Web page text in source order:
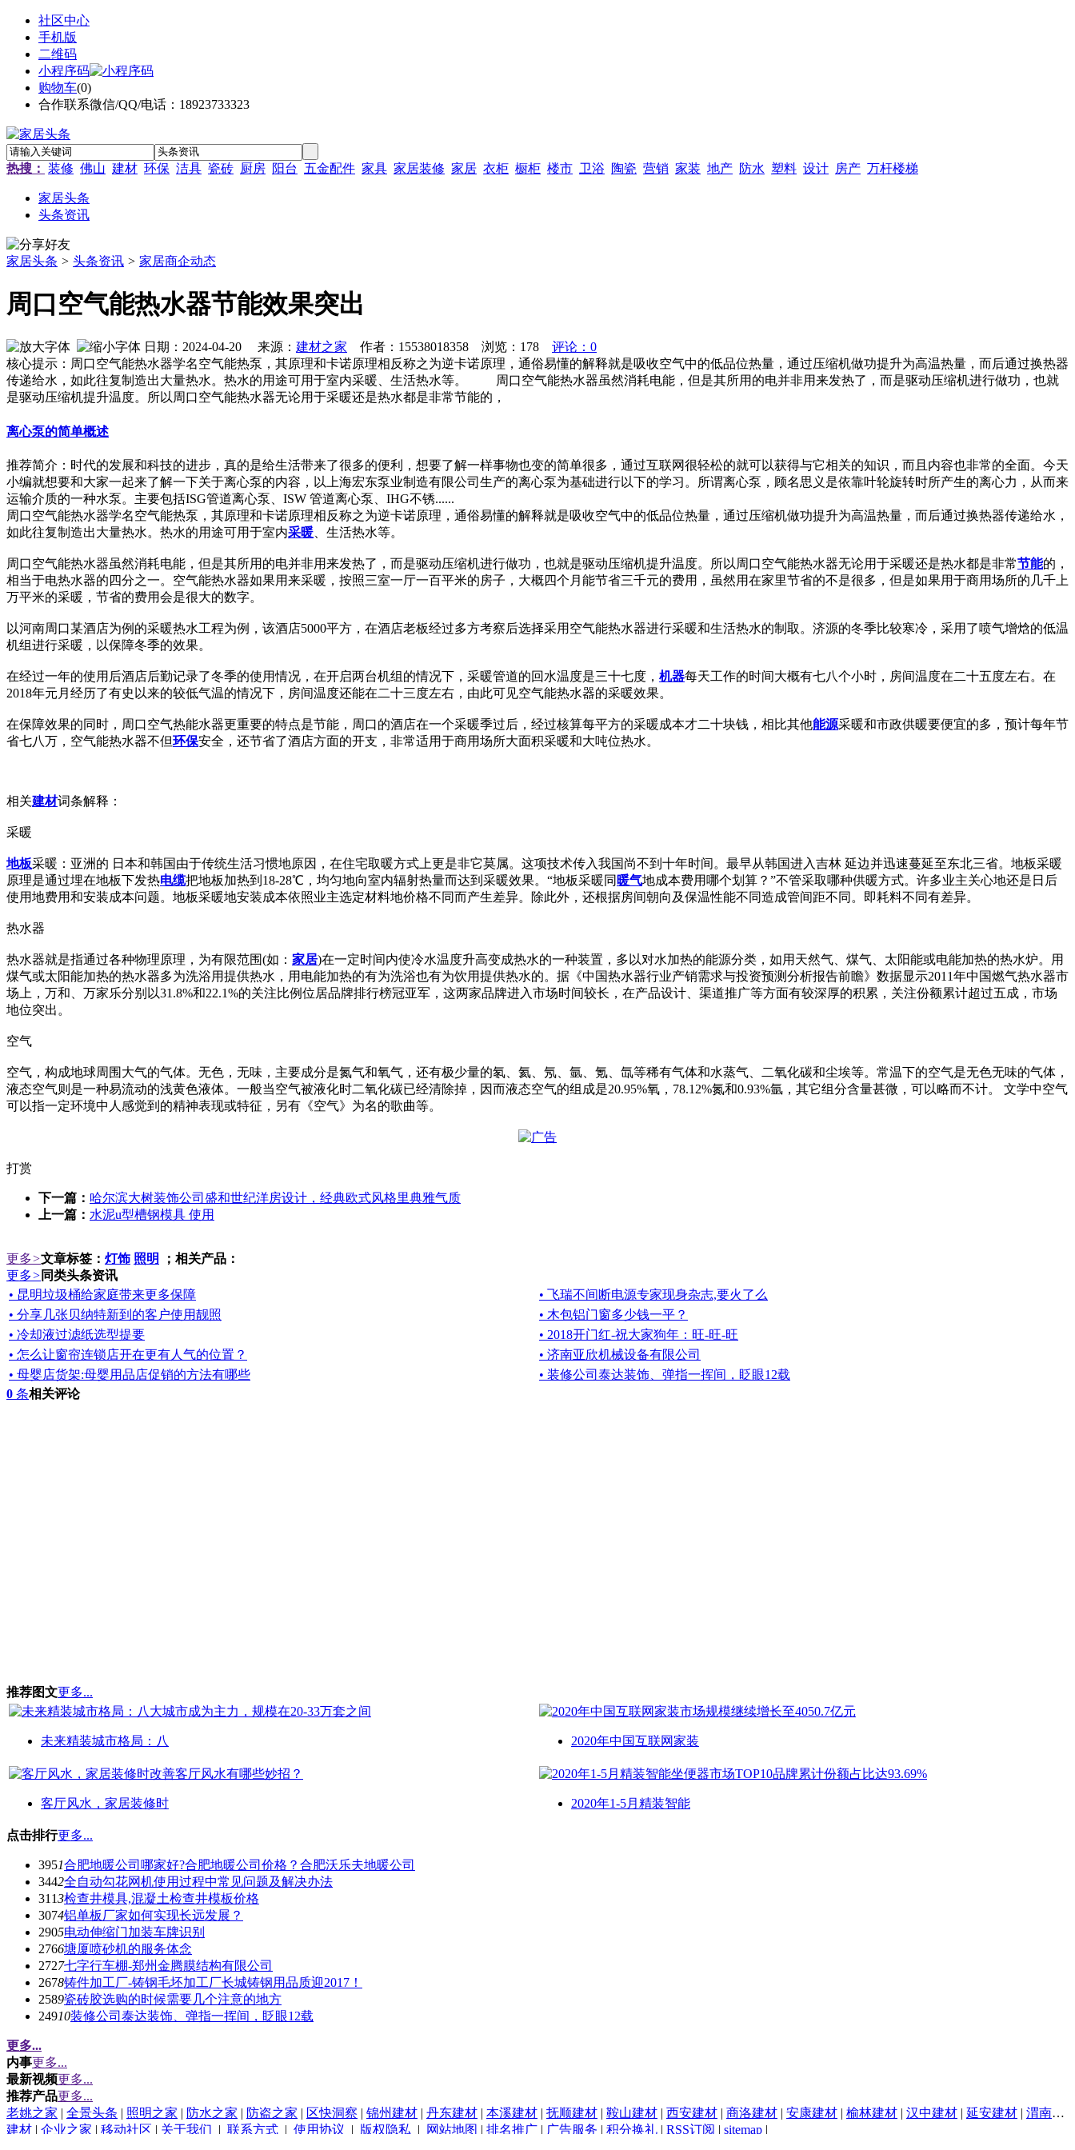
社区中心
手机版
二维码
小程序码
购物车(0)
合作联系微信/QQ/电话：18923733323
热搜： 装修 佛山 建材 环保 洁具 瓷砖 厨房 阳台 五金配件 家具 家居装修 家居 衣柜 橱柜 楼市 卫浴 陶瓷 营销 家装 地产 防水 塑料 设计 房产 万杆楼梯
家居头条
头条资讯
家居头条 > 头条资讯 > 家居商企动态
周口空气能热水器节能效果突出
日期：2024-04-20 来源： 建材之家 作者：15538018358 浏览： 178
评论：0
核心提示：周口空气能热水器学名空气能热泵，其原理和卡诺原理相反称之为逆卡诺原理，通俗易懂的解释就是吸收空气中的低品位热量，通过压缩机做功提升为高温热量，而后通过换热器
传递给水，如此往复制造出大量热水。热水的用途可用于室内采暖、生活热水等。 周口空气能热水器虽然消耗电能，但是其所用的电并非用来发热了，而是驱动压缩机进行做功，也就
是驱动压缩机提升温度。所以周口空气能热水器无论用于采暖还是热水都是非常节能的，
离心泵的简单概述
推荐简介：时代的发展和科技的进步，真的是给生活带来了很多的便利，想要了解一样事物也变的简单很多，通过互联网很轻松的就可以获得与它相关的知识，而且内容也非常的全面。今天
小编就想要和大家一起来了解一下关于离心泵的内容，以上海宏东泵业制造有限公司生产的离心泵为基础进行以下的学习。所谓离心泵，顾名思义是依靠叶轮旋转时所产生的离心力，从而来
运输介质的一种水泵。主要包括ISG管道离心泵、ISW 管道离心泵、IHG不锈......
周口空气能热水器学名空气能热泵，其原理和卡诺原理相反称之为逆卡诺原理，通俗易懂的解释就是吸收空气中的低品位热量，通过压缩机做功提升为高温热量，而后通过换热器传递给水，
如此往复制造出大量热水。热水的用途可用于室内采暖 、生活热水等。
周口空气能热水器虽然消耗电能，但是其所用的电并非用来发热了，而是驱动压缩机进行做功，也就是驱动压缩机提升温度。所以周口空气能热水器无论用于采暖还是热水都是非常节能的，
相当于电热水器的四分之一。空气能热水器如果用来采暖，按照三室一厅一百平米的房子，大概四个月能节省三千元的费用，虽然用在家里节省的不是很多，但是如果用于商用场所的几千上
万平米的采暖，节省的费用会是很大的数字。
以河南周口某酒店为例的采暖热水工程为例，该酒店5000平方，在酒店老板经过多方考察后选择采用空气能热水器进行采暖和生活热水的制取。济源的冬季比较寒冷，采用了喷气增焓的低温
机组进行采暖，以保障冬季的效果。
在经过一年的使用后酒店后勤记录了冬季的使用情况，在开启两台机组的情况下，采暖管道的回水温度是三十七度， 机器每天工作的时间大概有七八个小时，房间温度在二十五度左右。在
2018年元月经历了有史以来的较低气温的情况下，房间温度还能在二十三度左右，由此可见空气能热水器的采暖效果。
在保障效果的同时，周口空气热能水器更重要的特点是节能，周口的酒店在一个采暖季过后，经过核算每平方的采暖成本才二十块钱，相比其他能源采暖和市政供暖要便宜的多，预计每年节
省七八万，空气能热水器不但环保安全，还节省了酒店方面的开支，非常适用于商用场所大面积采暖和大吨位热水。
相关建材词条解释：
采暖
地板采暖：亚洲的 日本和韩国由于传统生活习惯地原因，在住宅取暖方式上更是非它莫属。这项技术传入我国尚不到十年时间。最早从韩国进入吉林 延边并迅速蔓延至东北三省。地板采暖
原理是通过埋在地板下发热电缆把地板加热到18-28℃，均匀地向室内辐射热量而达到采暖效果。“地板采暖同 暖气地成本费用哪个划算？”不管采取哪种供暖方式。许多业主关心地还是日后
使用地费用和安装成本问题。地板采暖地安装成本依照业主选定材料地价格不同而产生差异。除此外，还根据房间朝向及保温性能不同造成管间距不同。即耗料不同有差异。
热水器
热水器就是指通过各种物理原理，为有限范围(如： 家居)在一定时间内使冷水温度升高变成热水的一种装置，多以对水加热的能源分类，如用天然气、煤气、太阳能或电能加热的热水炉。用
煤气或太阳能加热的热水器多为洗浴用提供热水，用电能加热的有为洗浴也有为饮用提供热水的。据《中国热水器行业产销需求与投资预测分析报告前瞻》数据显示2011年中国燃气热水器市
场上，万和、万家乐分别以31.8%和22.1%的关注比例位居品牌排行榜冠亚军，这两家品牌进入市场时间较长，在产品设计、渠道推广等方面有较深厚的积累，关注份额累计超过五成，市场
地位突出。
空气
空气，构成地球周围大气的气体。无色，无味，主要成分是氮气和氧气，还有极少量的氡、氦、氖、氩、氪、氙等稀有气体和水蒸气、二氧化碳和尘埃等。常温下的空气是无色无味的气体，
液态空气则是一种易流动的浅黄色液体。一般当空气被液化时二氧化碳已经清除掉，因而液态空气的组成是20.95%氧，78.12%氮和0.93%氩，其它组分含量甚微，可以略而不计。 文学中空气
可以指一定环境中人感觉到的精神表现或特征，另有《空气》为名的歌曲等。
打赏
下一篇： 哈尔滨大树装饰公司盛和世纪洋房设计，经典欧式风格里典雅气质
上一篇： 水泥u型槽钢模具 使用
更多>文章标签： 灯饰 照明
；相关产品：
更多> 同类头条资讯
• 昆明垃圾桶给家庭带来更多保障
• 飞瑞不间断电源专家现身杂志,要火了么
• 分享几张贝纳特新到的客户使用靓照
• 木包铝门窗多少钱一平？
• 冷却液过滤纸选型提要
• 2018开门红-祝大家狗年：旺-旺-旺
• 怎么让窗帘连锁店开在更有人气的位置？
• 济南亚欣机械设备有限公司
• 母婴店货架:母婴用品店促销的方法有哪些
• 装修公司泰达装饰、弹指一挥间，眨眼12载
0 条相关评论
推荐图文更多...
未来精装城市格局：八 2020年中国互联网家装
客厅风水，家居装修时 2020年1-5月精装智能
点击排行更多...
3951合肥地暖公司哪家好?合肥地暖公司价格？合肥沃乐夫地暖公司
3442全自动勾花网机使用过程中常见问题及解决办法
3113检查井模具,混凝土检查井模板价格
3074铝单板厂家如何实现长远发展？
2905电动伸缩门加装车牌识别
2766塘厦喷砂机的服务体念
2727七字行车棚-郑州金腾膜结构有限公司
2678铸件加工厂-铸钢毛坯加工厂长城铸钢用品质迎2017！
2589瓷砖胶选购的时候需要几个注意的地方
24910装修公司泰达装饰、弹指一挥间，眨眼12载
更多...
内事更多...
最新视频更多...
推荐产品更多...
老姚之家 | 全景头条 | 照明之家 | 防水之家 | 防盗之家 | 区快洞察 | 锦州建材 | 丹东建材 | 本溪建材 | 抚顺建材 | 鞍山建材 | 西安建材 | 商洛建材 | 安康建材 | 榆林建材 | 汉中建材 | 延安建材 | 渭南建材
建材 | 企业之家 | 移动社区 | 关于我们 | 联系方式 | 使用协议 | 版权隐私 | 网站地图 | 排名推广 | 广告服务 | 积分换礼 | RSS订阅 | sitemap |